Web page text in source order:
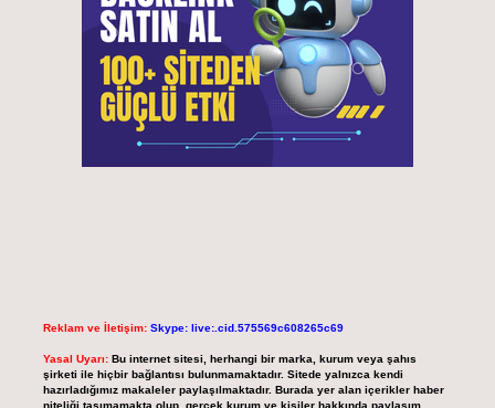
Reklam ve İletişim: Skype: live:.cid.575569c608265c69
Yasal Uyarı: Bu internet sitesi, herhangi bir marka, kurum veya şahıs
şirketi ile hiçbir bağlantısı bulunmamaktadır. Sitede yalnızca kendi
hazırladığımız makaleler paylaşılmaktadır. Burada yer alan içerikler haber